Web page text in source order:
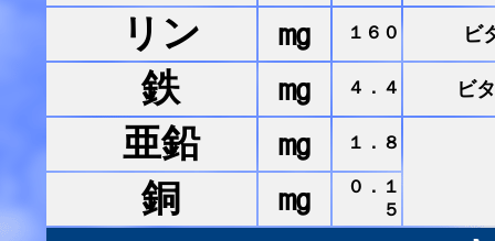
リン ㎎ １６０ ビ
鉄 ㎎ ４．４ ビ
亜鉛 ㎎ １．８
銅 ㎎
０．１
５